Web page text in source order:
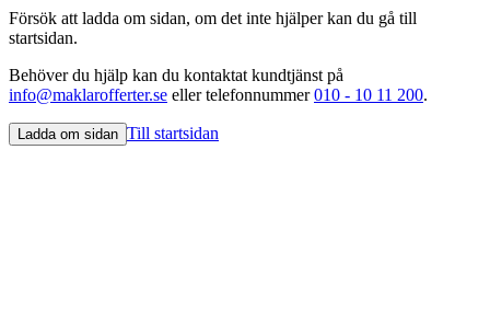
Försök att ladda om sidan, om det inte hjälper kan du gå till
startsidan.
Behöver du hjälp kan du kontaktat kundtjänst på
info@maklarofferter.se eller telefonnummer010 - 10 11 200.
Ladda om sidan Till startsidan